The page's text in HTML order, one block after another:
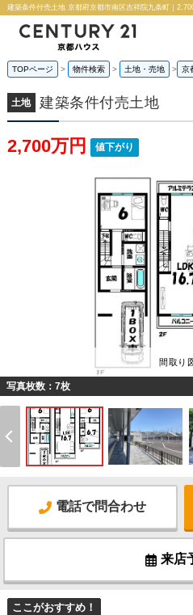
建築条件付売土地 京都府京都市南区吉祥院九条町｜
TOPページ 物件検索 土地・売地 京
土地 建築条件付売土地
2,700万円 値下がり
間取り
写真枚数：7枚
電話で問合わせ
来店
ここがおすすめ！